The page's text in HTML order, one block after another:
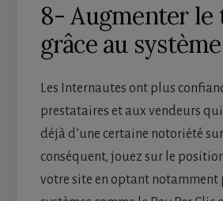
8- Augmenter le
grâce au
Les Internautes ont plus
prestataires et aux vendeurs
déjà d’une certaine notoriété
conséquent, jouez sur le
votre site en optant notamment